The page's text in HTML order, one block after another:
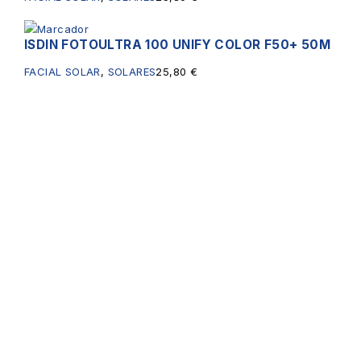
ISDIN FOTOULTRA 100 UNIFY COLOR F50+ 50M
FACIAL SOLAR, SOLARES25,80 €